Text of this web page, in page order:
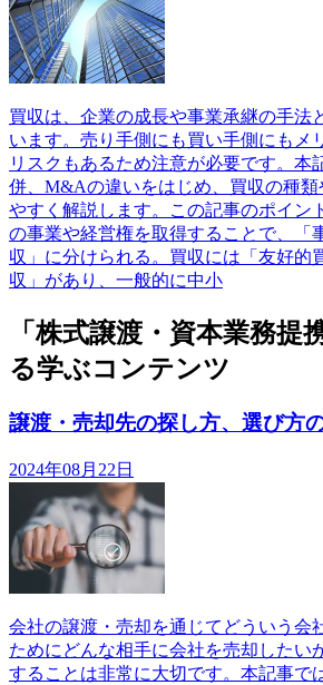
買収は、企業の成長や事業承継の手法
います。売り手側にも買い手側にもメ
リスクもあるため注意が必要です。本
併、M&Aの違いをはじめ、買収の種類
やすく解説します。この記事のポイン
の事業や経営権を取得することで、「
収」に分けられる。買収には「友好的
収」があり、一般的に中小
「株式譲渡・資本業務提
る学ぶコンテンツ
譲渡・売却先の探し方、選び方
2024年08月22日
会社の譲渡・売却を通じてどういう会
ためにどんな相手に会社を売却したい
することは非常に大切です。本記事で